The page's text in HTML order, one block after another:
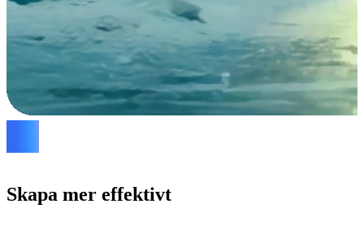
Skapa mer effektivt